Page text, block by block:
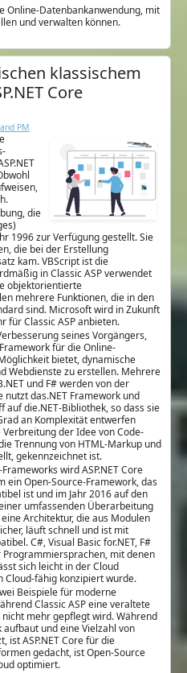
Online-Datenbankanwendung, mit
und verwalten können.
klassischem
Core
PM
die
1996 zur Verfügung gestellt. Sie
die bei der Erstellung
kam. VBScript ist die
in Classic ASP verwendet
objektorientierte
mehrere Funktionen, die in den
sind. Microsoft wird in Zukunft
für Classic ASP anbieten.
seines Vorgängers,
für die Online-
bietet, dynamische
Webdienste zu erstellen. Mehrere
und F# werden von der
nutzt das.NET Framework und
die.NET-Bibliothek, so dass sie
an Komplexität entwerfen
Verbreitung der Idee von Code-
Trennung von HTML-Markup und
gekennzeichnet ist.
wird ASP.NET Core
ein Open-Source-Framework, das
ist und im Jahr 2016 auf den
umfassenden Überarbeitung
Architektur, die aus Modulen
läuft schnell und ist mit
C#, Visual Basic for.NET, F#
Programmiersprachen, mit denen
sich leicht in der Cloud
Cloud-fähig konzipiert wurde.
Beispiele für moderne
Classic ASP eine veraltete
mehr gepflegt wird. Während
aufbaut und eine Vielzahl von
ist ASP.NET Core für die
gedacht, ist Open-Source
optimiert.